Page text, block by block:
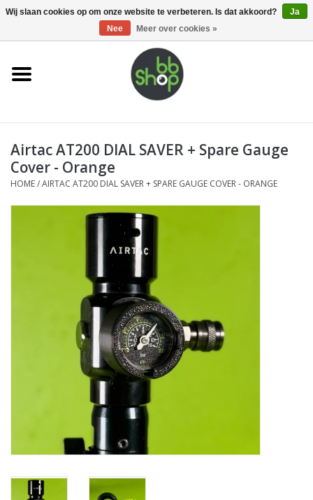
0 Artikelen - €0,00
Home
Supplies
Airsoft guns
Tactical Equipment
Airtac AT200 DIAL SAVER + Spare Gauge
Cover - Orange
HOME/AIRTAC AT200 DIAL SAVER + SPARE GAUGE COVER - ORANGE
Wij slaan cookies op om onze website te verbeteren. Is dat akkoord?
Ja
Nee
Meer over cookies »